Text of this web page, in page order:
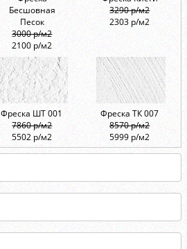
Бесшовная
Песок
3000 р/м2
2100 р/м2
3290 р/м2
2303 р/м2
Фреска ШТ 001
7860 р/м2
5502 р/м2
Фреска ТК 007
8570 р/м2
5999 р/м2